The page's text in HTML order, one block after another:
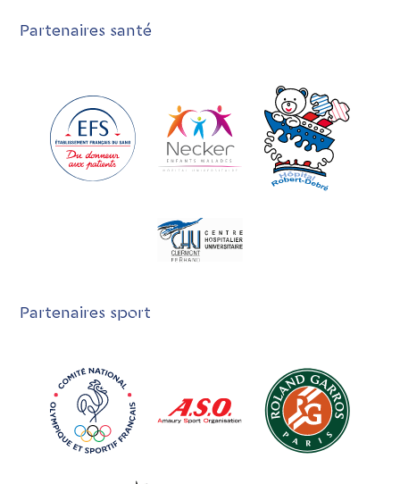
Partenaires santé
Partenaires sport